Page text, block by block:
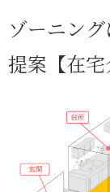
ゾーニン
提案【在宅